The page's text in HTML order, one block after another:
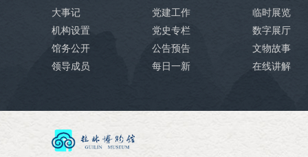
大事记
机构设置
馆务公开
领导成员
党建工作
党史专栏
公告预告
每日一新
临时展览
数字展厅
文物故事
在线讲解